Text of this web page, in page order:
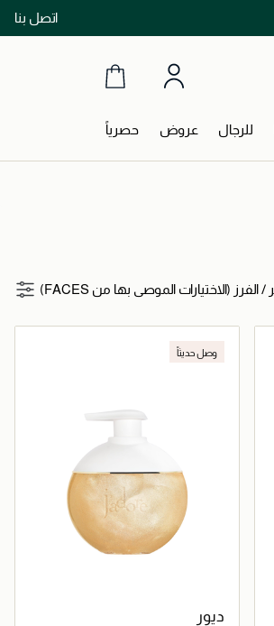
اتصل بنااشتري الآن و ادفع لاحقاً مع تابي و تمارا!
للرجال عروض حصرياً
/الفرز (الاختيارات الموصى بها من FACES)
وصل حديثاً
ديور